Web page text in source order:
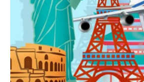
Travel Vloggers